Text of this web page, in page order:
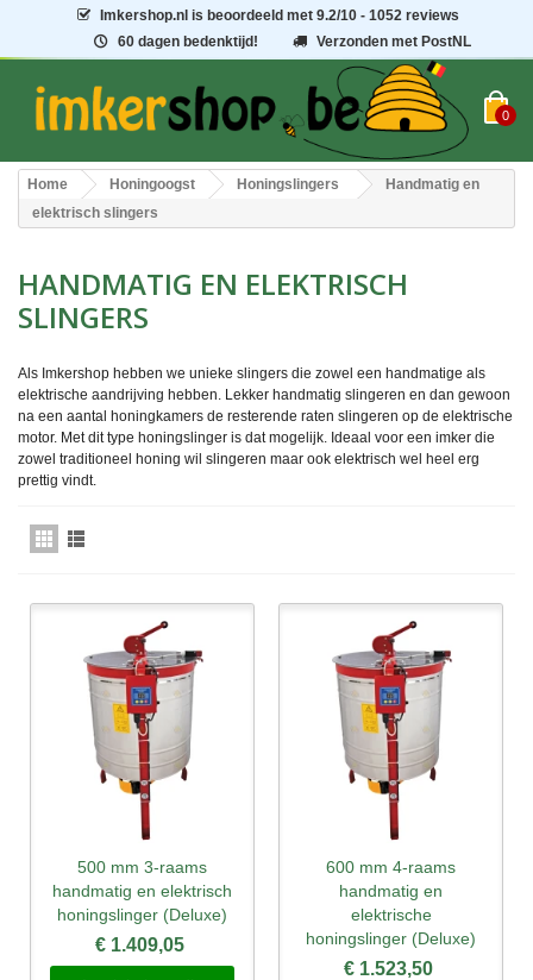
Imkershop.nl is beoordeeld met9.2/10 - 1052 reviews
60 dagen bedenktijd!
Verzonden met PostNL
0
Home Honingoogst Honingslingers
Handmatig en
elektrisch slingers
HANDMATIG EN ELEKTRISCH
SLINGERS
Als Imkershop hebben we unieke slingers die zowel een handmatige als
elektrische aandrijving hebben. Lekker handmatig slingeren en dan gewoon
na een aantal honingkamers de resterende raten slingeren op de elektrische
motor. Met dit type honingslinger is dat mogelijk. Ideaal voor een imker die
zowel traditioneel honing wil slingeren maar ook elektrisch wel heel erg
prettig vindt.
500 mm 3-raams
handmatig en elektrisch
honingslinger (Deluxe)
€ 1.409,05
600 mm 4-raams
handmatig en
elektrische
honingslinger (Deluxe)
€ 1.523,50